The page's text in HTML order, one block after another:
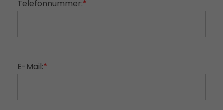
Telefonnummer:*
E-Mail:*